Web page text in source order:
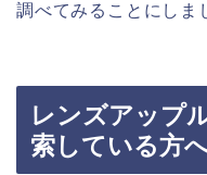
調べてみることにしま
レンズアップ
索している方